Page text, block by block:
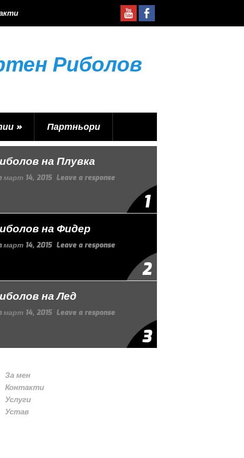
Риболов
» Партньори
на Плувка
март 14, 2015 Leave a response
1
на Фидер
март 14, 2015 Leave a response
2
на Лед
март 14, 2015 Leave a response
3
За мен
Контакти
Услуги
Устав